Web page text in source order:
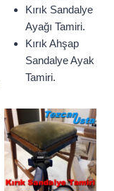
Kırık Sandalye
Ayağı Tamiri.
Kırık Ahşap
Sandalye Ayak
Tamiri.